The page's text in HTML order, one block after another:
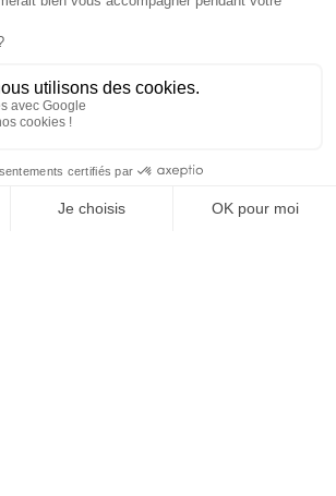
SUIVEZ-NOUS